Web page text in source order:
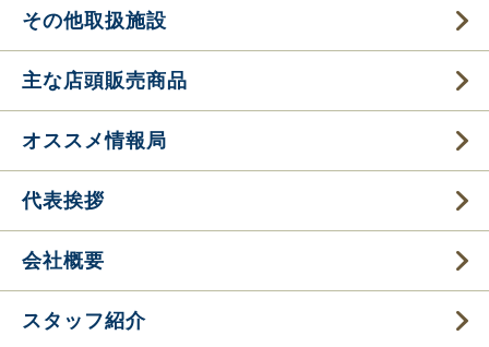
その他取扱施設
主な店頭販売商品
オススメ情報局
代表挨拶
会社概要
スタッフ紹介